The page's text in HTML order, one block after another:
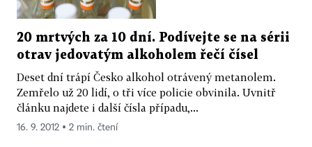
20 mrtvých za 10 dní. Podívejte se na sérii
otrav jedovatým alkoholem řečí čísel
Deset dní trápí Česko alkohol otrávený metanolem.
Zemřelo už 20 lidí, o tři více policie obvinila. Uvnitř
článku najdete i další čísla případu,...
16. 9. 2012 ▪ 2 min. čtení